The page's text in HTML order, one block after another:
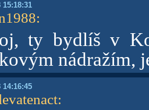
15:18:31
:
ty bydlíš v
nádražím,
14:16:45
: